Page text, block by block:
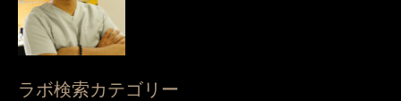
ラボ検索カテゴリー